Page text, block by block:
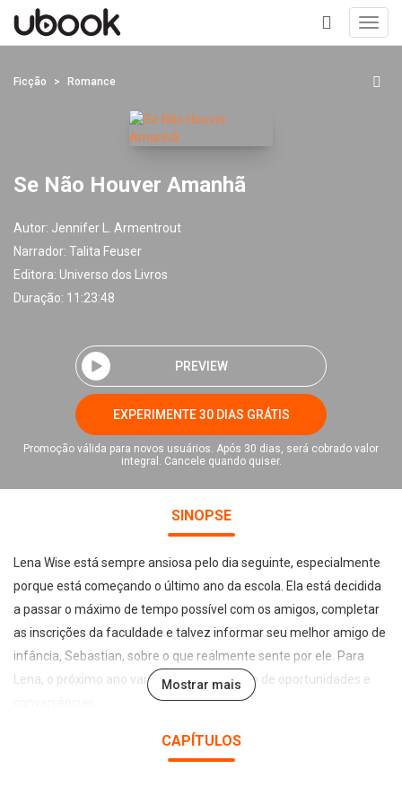
+
Ficção Romance
Se Não Houver Amanhã
Autor: Jennifer L. Armentrout
Narrador: Talita Feuser
Editora: Universo dos Livros
Duração: 11:23:48
PREVIEW
EXPERIMENTE 30 DIAS GRÁTIS
Promoção válida para novos usuários. Após 30 dias, será cobrado valor
integral. Cancele quando quiser.
SINOPSE
Lena Wise está sempre ansiosa pelo dia seguinte, especialmente
porque está começando o último ano da escola. Ela está decidida
a passar o máximo de tempo possível com os amigos, completar
as inscrições da faculdade e talvez informar seu melhor amigo de
infância, Sebastian, sobre o que realmente sente por ele. Para
Lena, o próximo ano vai ser épico — um ano de oportunidades e
Até que uma escolha, um instante… destrói tudo.
Mostrar mais
CAPÍTULOS